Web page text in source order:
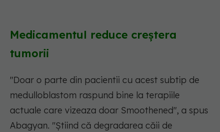
Medicamentul reduce creștera
tumorii
"Doar o parte din pacientii cu acest subtip de
medulloblastom raspund bine la terapiile
actuale care vizeaza doar Smoothened", a spus
Abagyan. "Știind că degradarea căii de